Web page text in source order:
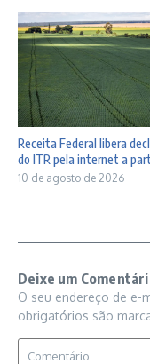
Receita Federal libera
do ITR pela internet a
10 de agosto de 2026
Deixe um
O seu endereço de e-
obrigatórios são